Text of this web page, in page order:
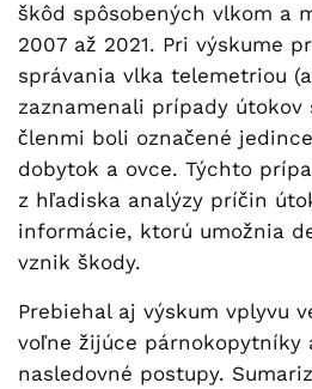
škôd spôsobených vlkom a
2007 až 2021. Pri výskume
správania vlka telemetriou
zaznamenali prípady útokov
členmi boli označené
dobytok a ovce. Týchto
z hľadiska analýzy príčin
informácie, ktorú umožnia
vznik škody.
Prebiehal aj výskum vplyvu
voľne žijúce párnokopytníky
nasledovné postupy.